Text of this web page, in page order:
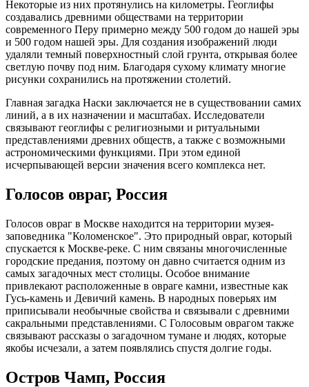
Некоторые из них протянулись на километры. Геоглифы
создавались древними обществами на территории
современного Перу примерно между 500 годом до нашей эры
и 500 годом нашей эры. Для создания изображений люди
удаляли темный поверхностный слой грунта, открывая более
светлую почву под ним. Благодаря сухому климату многие
рисунки сохранились на протяжении столетий.
Главная загадка Наски заключается не в существовании самих
линий, а в их назначении и масштабах. Исследователи
связывают геоглифы с религиозными и ритуальными
представлениями древних обществ, а также с возможными
астрономическими функциями. При этом единой
исчерпывающей версии значения всего комплекса нет.
Голосов овраг, Россия
Голосов овраг в Москве находится на территории музея-
заповедника "Коломенское". Это природный овраг, который
спускается к Москве-реке. С ним связаны многочисленные
городские предания, поэтому он давно считается одним из
самых загадочных мест столицы. Особое внимание
привлекают расположенные в овраге камни, известные как
Гусь-камень и Девичий камень. В народных поверьях им
приписывали необычные свойства и связывали с древними
сакральными представлениями. С Голосовым оврагом также
связывают рассказы о загадочном тумане и людях, которые
якобы исчезали, а затем появлялись спустя долгие годы.
Остров Чамп, Россия